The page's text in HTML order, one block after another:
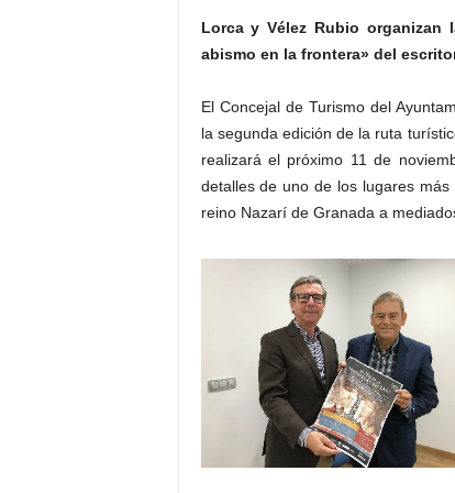
Lorca y Vélez Rubio
abismo en la frontera» del
El Concejal de Turismo del
la segunda edición de la ruta
realizará el próximo 11 de
detalles de uno de los lugares
reino Nazarí de Granada a